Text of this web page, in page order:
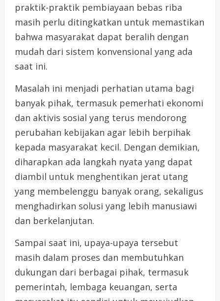
praktik-praktik pembiayaan bebas riba
masih perlu ditingkatkan untuk memastikan
bahwa masyarakat dapat beralih dengan
mudah dari sistem konvensional yang ada
saat ini.
Masalah ini menjadi perhatian utama bagi
banyak pihak, termasuk pemerhati ekonomi
dan aktivis sosial yang terus mendorong
perubahan kebijakan agar lebih berpihak
kepada masyarakat kecil. Dengan demikian,
diharapkan ada langkah nyata yang dapat
diambil untuk menghentikan jerat utang
yang membelenggu banyak orang, sekaligus
menghadirkan solusi yang lebih manusiawi
dan berkelanjutan.
Sampai saat ini, upaya-upaya tersebut
masih dalam proses dan membutuhkan
dukungan dari berbagai pihak, termasuk
pemerintah, lembaga keuangan, serta